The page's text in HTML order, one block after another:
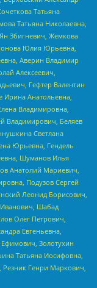
Татьяна
Татьяна Николаевна,
Збигневич, Жемкова
Юлия Юрьевна,
Аверин Владимир
Алексеевич,
Гефтер Валентин
Ирина Анатольевна,
Владимировна,
Владимирович, Беляев
Светлана
Юрьевна, Гендель
Шуманов Илья
Анатолий Мариевич,
Подузов Сергей
Леонид Борисович,
Шабад
Олег Петрович,
Евгеньевна,
Золотухин
Татьяна Иосифовна,
Генри Маркович,